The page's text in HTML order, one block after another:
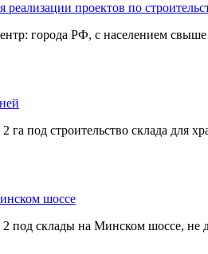
проектов по
города РФ, с населением
га под строительство склада для
шоссе
2 под склады на Минском шоссе, не